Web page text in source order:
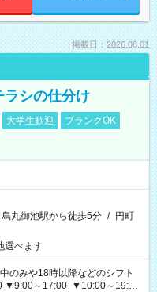
掲載日：2026.08.01
ラシの仕分け
大学生歓迎
ブランクOK
烏丸御池駅から徒歩5分 / 円町
選べます
のみや18時以降などのシフト
▼9:00～17:00 ▼10:00～19:00